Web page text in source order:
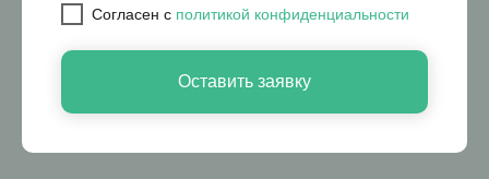
Cогласен с политикой конфиденциальности
Оставить заявку